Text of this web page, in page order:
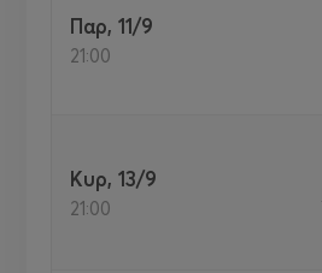
Παρ, 11/9
21:00
Κυρ, 13/9
21:00